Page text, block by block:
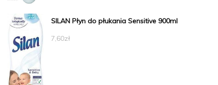
SILAN Płyn do płukania Sensitive 900ml
7,60zł